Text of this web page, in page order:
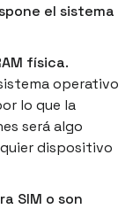
el sistema
física.
operativo
lo que la
será algo
dispositivo
SIM o son